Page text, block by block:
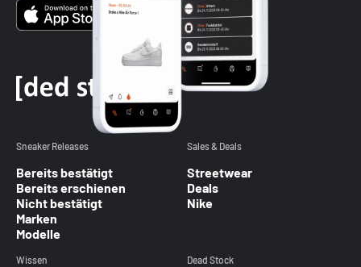
Sneaker Releases
Bereits bestätigt
Bereits erschienen
Nicht bestätigt
Marken
Modelle
Sales & Deals
Streetwear
Deals
Nike
Wissen Dead Stock